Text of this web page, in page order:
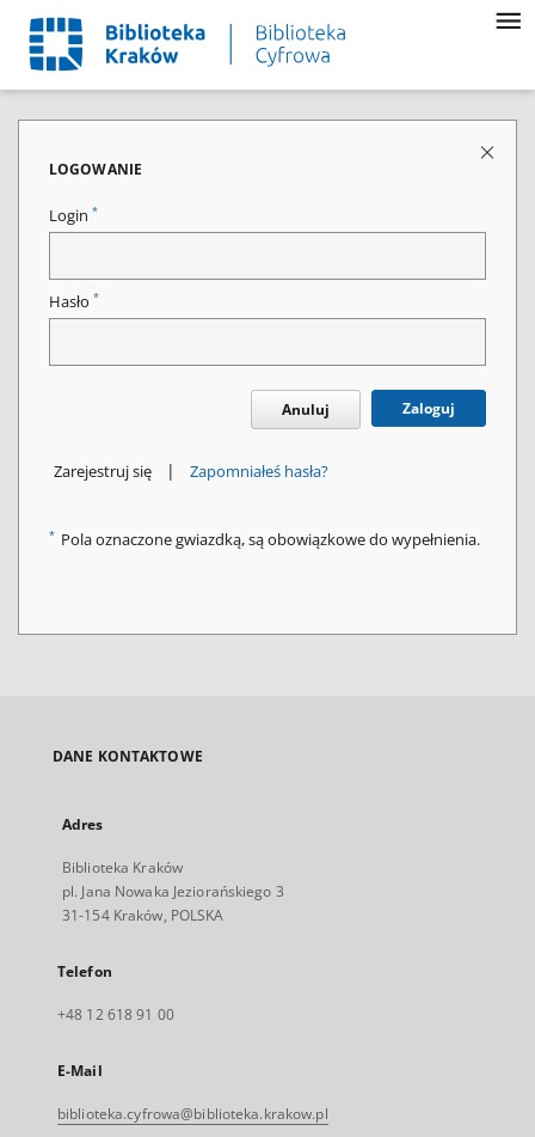
LOGOWANIE
Login *
Hasło *
Anuluj Zaloguj
Zarejestruj się | Zapomniałeś hasła?
* Pola oznaczone gwiazdką, są obowiązkowe do wypełnienia.
DANE KONTAKTOWE
Adres
Biblioteka Kraków
pl. Jana Nowaka Jeziorańskiego 3
31-154 Kraków, POLSKA
Telefon
+48 12 618 91 00
E-Mail
biblioteka.cyfrowa@biblioteka.krakow.pl